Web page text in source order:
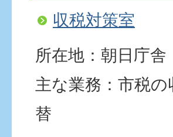
収税対策室
所在地：朝日庁舎
主な業務：市税
替